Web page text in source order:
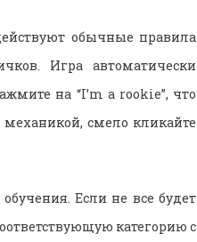
обычные правила
Игра автоматически
на “I’m a rookie”, что
смело кликайте
Если не все будет
категорию с